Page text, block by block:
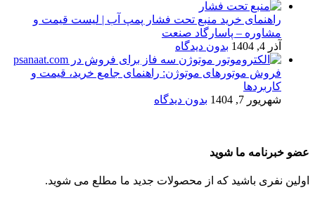
راهنمای خرید منبع تحت فشار پمپ آب | لیست قیمت و
مشاوره – پاسارگاد صنعت
آذر 4, 1404
بدون دیدگاه
فروش موتورهای موتوژن: راهنمای جامع خرید، قیمت و
کاربردها
شهریور 7, 1404
بدون دیدگاه
عضو خبرنامه ما شوید
اولین نفری باشید که از محصولات جدید ما مطلع می شوید.